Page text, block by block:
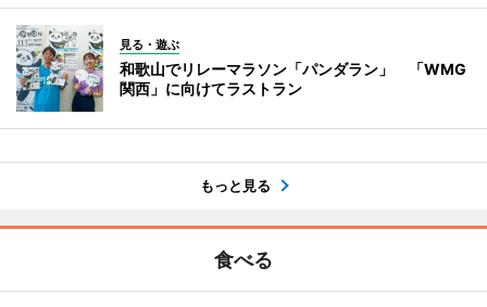
見る・遊ぶ
和歌山でリレーマラソン「パンダラン」 「WMG
関西」に向けてラストラン
もっと見る
食べる